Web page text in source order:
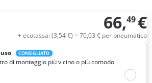
66,49 €
+ ecotassa: (3,54€) = 70,03 € per pneumatico
CONSIGLIATO
di montaggio più vicino o più comodo